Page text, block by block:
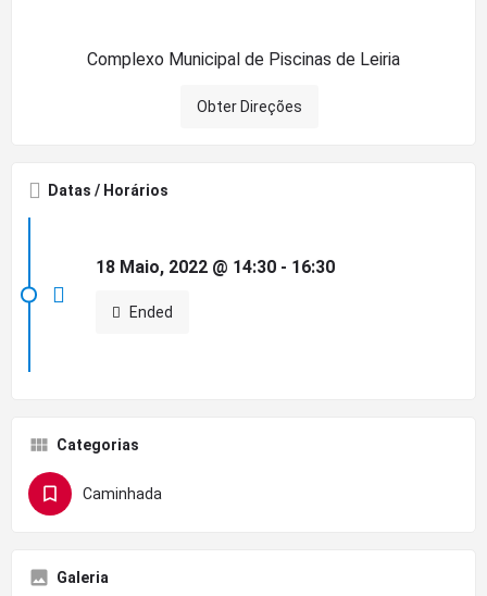
Complexo Municipal de Piscinas de Leiria
Obter Direções
Datas / Horários
18 Maio, 2022 @ 14:30 - 16:30
Ended
Categorias
Caminhada
Galeria